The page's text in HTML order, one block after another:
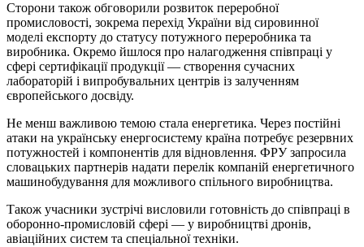
Сторони також обговорили розвиток переробної
промисловості, зокрема перехід України від сировинної
моделі експорту до статусу потужного переробника та
виробника. Окремо йшлося про налагодження співпраці у
сфері сертифікації продукції — створення сучасних
лабораторій і випробувальних центрів із залученням
європейського досвіду.
Не менш важливою темою стала енергетика. Через постійні
атаки на українську енергосистему країна потребує резервних
потужностей і компонентів для відновлення. ФРУ запросила
словацьких партнерів надати перелік компаній енергетичного
машинобудування для можливого спільного виробництва.
Також учасники зустрічі висловили готовність до співпраці в
оборонно-промисловій сфері — у виробництві дронів,
авіаційних систем та спеціальної техніки.